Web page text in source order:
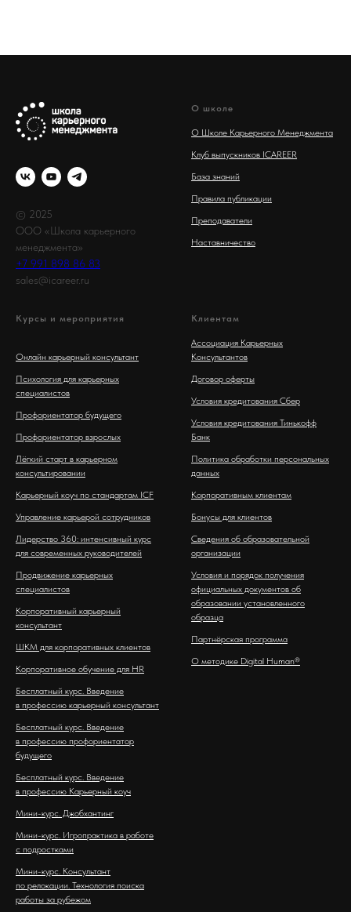
© 2025
ООО «Школа карьерного
менеджмента»
+7 991 898 86 83
sales@icareer.ru
О школе
О Школе Карьерного Менеджмента
Клуб выпускников ICAREER
База знаний
Правила публикации
Преподаватели
Наставничество
Курсы и мероприятия
Онлайн карьерный консультант
Психология для карьерных
специалистов
Профориентатор будущего
Профориентатор взрослых
Лёгкий старт в карьерном
консультировании
Карьерный коуч по стандартам ICF
Управление карьерой сотрудников
Лидерство 360: интенсивный курс
для современных руководителей
Продвижение карьерных
специалистов
Корпоративный карьерный
консультант
ШКМ для корпоративных клиентов
Корпоративное обучение для HR
Бесплатный курс. Введение
в профессию карьерный консультант
Бесплатный курс. Введение
в профессию профориентатор
будущего
Бесплатный курс. Введение
в профессию Карьерный коуч
Мини-курс. Джобхантинг
Мини-курс. Игропрактика в работе
с подростками
Мини-курс. Консультант
по релокации. Технология поиска
работы за рубежом
Клиентам
Ассоциация Карьерных
Консультантов
Договор оферты
Условия кредитования Сбер
Условия кредитования Тинькофф
Банк
Политика обработки персональных
данных
Корпоративным клиентам
Бонусы для клиентов
Сведения об образовательной
организации
Условия и порядок получения
официальных документов об
образовании установленного
образца
Партнёрская программа
О методике Digital Human®